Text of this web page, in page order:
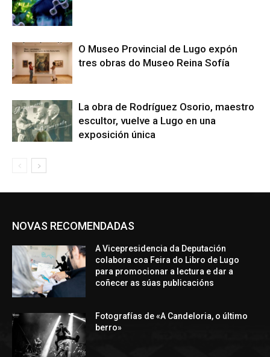
O Museo Provincial de Lugo expón
tres obras do Museo Reina Sofía
La obra de Rodríguez Osorio, maestro
escultor, vuelve a Lugo en una
exposición única
NOVAS RECOMENDADAS
A Vicepresidencia da Deputación
colabora coa Feira do Libro de Lugo
para promocionar a lectura e dar a
coñecer as súas publicacións
Fotografías de «A Candeloria, o último
berro»